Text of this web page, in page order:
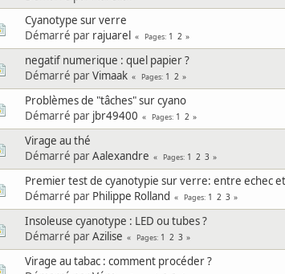
Cyanotype sur verre
Démarré par rajuarel Pages 1 2
negatif numerique : quel papier ?
Démarré parVimaak Pages 1 2
Problèmes de "tâches" sur cyano
Démarré par jbr49400 Pages 1 2
Virage au thé
Démarré parAalexandre Pages 1 2 3
Premier test de cyanotypie sur verre: entre echec
Démarré par Philippe Rolland Pages 1 2 3
Insoleuse cyanotype : LED ou tubes ?
Démarré parAzilise Pages 1 2 3
Virage au tabac : comment procéder ?